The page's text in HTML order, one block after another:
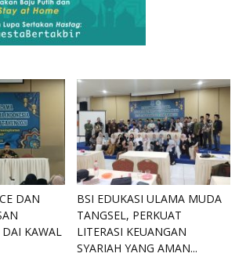
DAN
KAWAL
BSI EDUKASI ULAMA MUDA
TANGSEL, PERKUAT
LITERASI KEUANGAN
SYARIAH YANG AMAN...